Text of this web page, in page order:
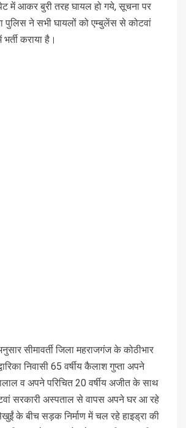
में आकर बुरी तरह घायल हो गये, सूचना पर
पुलिस ने सभी घायलों को एम्बुलेंस से कोटवां
कराया है।
सीमावर्ती जिला महराजगंज के कोठीभार
निवासी 65 वर्षीय कैलाश गुप्ता अपने
व अपने परिचित 20 वर्षीय अजीत के साथ
सरकारी अस्पताल से वापस अपने घर आ रहे
के बीच सड़क निर्माण में चल रहे हाइड्रा की